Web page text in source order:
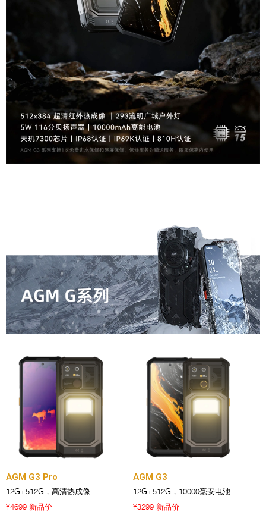
AGM G3 Pro
12G+512G，高清热成像
¥4699 新品价
AGM G3
12G+512G，10000毫安电池
¥3299 新品价